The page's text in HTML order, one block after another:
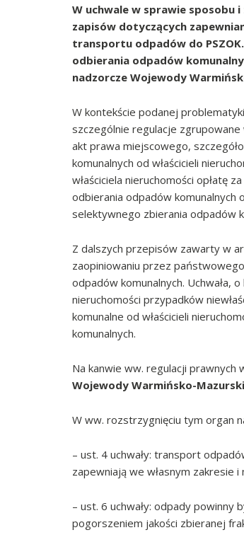
W uchwale w sprawie sposobu
zapisów dotyczących
transportu odpadów do
odbierania odpadów
nadzorcze Wojewody
W kontekście podanej
szczególnie regulacje
akt prawa miejscowego,
komunalnych od właścicieli
właściciela nieruchomości opłatę
odbierania odpadów komunalnych
selektywnego zbierania odpadów
Z dalszych przepisów zawarty w
zaopiniowaniu przez
odpadów komunalnych. Uchwała,
nieruchomości przypadków
komunalne od właścicieli
komunalnych.
Na kanwie ww. regulacji
Wojewody Warmińsko-
W ww. rozstrzygnięciu tym organ
– ust. 4 uchwały: transport
zapewniają we własnym zakresie i
– ust. 6 uchwały: odpady
pogorszeniem jakości zbieranej